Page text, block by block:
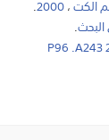
الكت،2000
.
.
P96 .A243